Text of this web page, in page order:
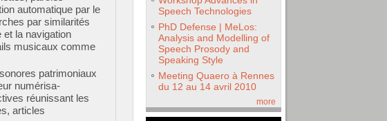
automatique par le
par similarités
la navigation
musicaux comme
patrimoniaux
numérisa-
réunissant les
articles
Speech Technologies
PhD Defense | MeLos:
Analysis and Modelling of
Speech Prosody and
Speaking Style
Meeting Quaero à Rennes
du 12 au 14 avril 2010
more